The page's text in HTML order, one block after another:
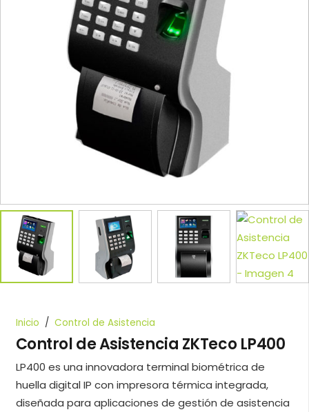
Inicio / Control de Asistencia
Control de Asistencia ZKTeco LP400
LP400 es una innovadora terminal biométrica de
huella digital IP con impresora térmica integrada,
diseñada para aplicaciones de gestión de asistencia